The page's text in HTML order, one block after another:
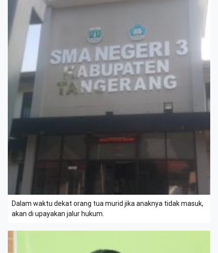
Dalam waktu dekat orang tua murid jika anaknya tidak masuk,
akan di upayakan jalur hukum.